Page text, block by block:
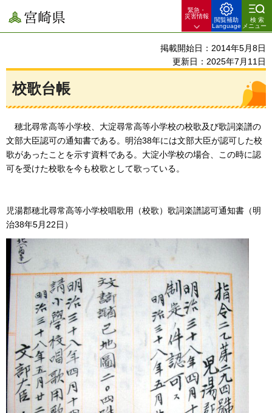
宮崎県
緊急・
災害情報
閲覧補助
Language
検索
メニュー
掲載開始日：2014年5月8日
更新日：2025年7月11日
校歌台帳
穂北尋常高等小学校、大淀尋常高等小学校の校歌及び歌詞楽譜の
文部大臣認可の通知書である。明治38年には文部大臣が認可した校
歌があったことを示す資料である。大淀小学校の場合、この時に認
可を受けた校歌を今も校歌として歌っている。
児湯郡穂北尋常高等小学校唱歌用（校歌）歌詞楽譜認可通知書（明
治38年5月22日）